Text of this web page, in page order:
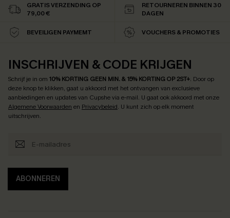
GRATIS VERZENDING OP
79,00 €
RETOURNEREN BINNEN 30
DAGEN
BEVEILIGEN PAYMEMT VOUCHERS & PROMOTIES
INSCHRIJVEN & CODE KRIJGEN
Schrijf je in om 10% KORTING GEEN MIN. & 15% KORTING OP 2ST+. Door op
deze knop te klikken, gaat u akkoord met het ontvangen van exclusieve
aanbiedingen en updates van Cupshe via e-mail. U gaat ook akkoord met onze
Algemene Voorwaarden en Privacybeleid. U kunt zich op elk moment
uitschrijven.
ABONNEREN